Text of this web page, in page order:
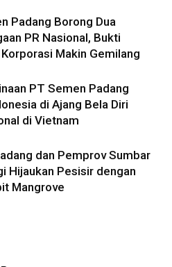
Padang Borong Dua
PR Nasional, Bukti
Makin Gemilang
PT Semen Padang
di Ajang Bela Diri
di Vietnam
dan Pemprov Sumbar
Hijaukan Pesisir dengan
Mangrove